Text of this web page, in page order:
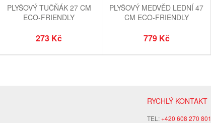
PLYŠOVÝ TUČŇÁK 27 CM
ECO-FRIENDLY
273 Kč
PLYŠOVÝ MEDVĚD LEDNÍ 47
CM ECO-FRIENDLY
779 Kč
RYCHLÝ KONTAKT
TEL:+420 608 270 801